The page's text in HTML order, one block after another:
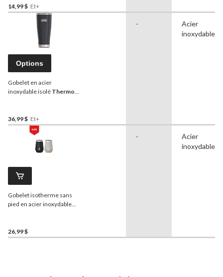
14,99 $ Et+
Options
Gobelet en acier
inoxydable isolé Thermos
choix de couleurs, 18 oz
36,99 $ Et+
-
Acier
inoxydable
Gobelet isotherme sans
pied en acier inoxydable
choix varié, 355 mL, paq. 2
26,99 $
-
Acier
inoxydable